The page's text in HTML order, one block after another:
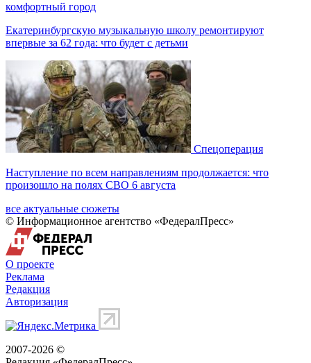
комфортный город
Екатеринбургскую музыкальную школу ремонтируют
впервые за 62 года: что будет с детьми
Спецоперация
Наступление по всем направлениям продолжается: что
произошло на полях СВО 6 августа
все актуальные сюжеты
© Информационное агентство «ФедералПресс»
О проекте
Реклама
Редакция
Авторизация
2007-2026 ©